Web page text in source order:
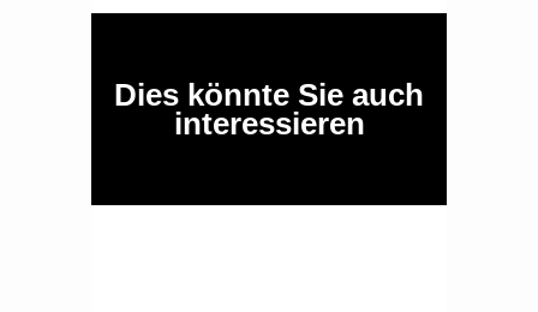
Dies könnte Sie auch
interessieren